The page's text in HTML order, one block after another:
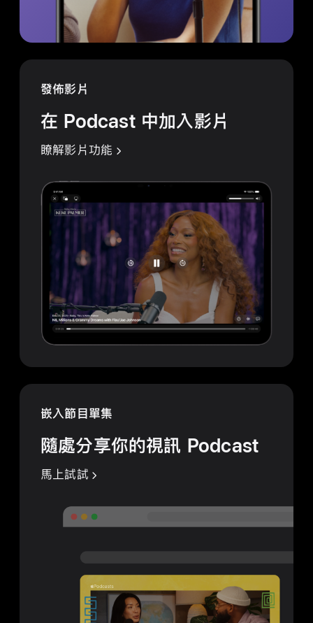
發佈影片
在 Podcast 中加入影片
瞭解影片功能
嵌入節目單集
隨處分享你的視訊 Podcast
馬上試試